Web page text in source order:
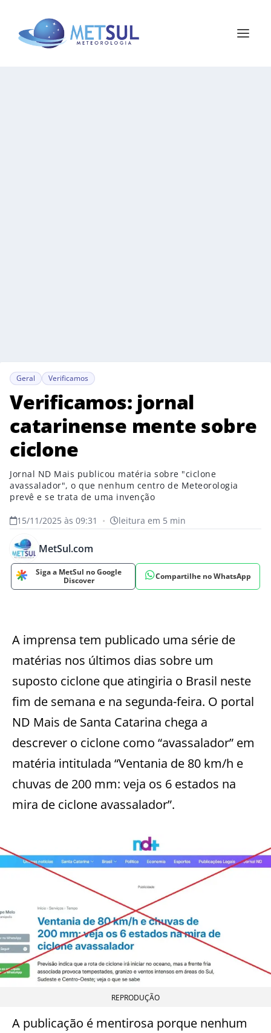
Geral Verificamos
Verificamos: jornal
catarinense mente sobre
ciclone
Jornal ND Mais publicou matéria sobre "ciclone
avassalador", o que nenhum centro de Meteorologia
prevê e se trata de uma invenção
15/11/2025 às 09:31 • leitura em 5 min
MetSul.com
Siga a MetSul no Google
Discover
Compartilhe no WhatsApp
A imprensa tem publicado uma série de
matérias nos últimos dias sobre um
suposto ciclone que atingiria o Brasil neste
fim de semana e na segunda-feira. O portal
ND Mais de Santa Catarina chega a
descrever o ciclone como “avassalador” em
matéria intitulada “Ventania de 80 km/h e
chuvas de 200 mm: veja os 6 estados na
mira de ciclone avassalador”.
REPRODUÇÃO
A publicação é mentirosa porque nenhum